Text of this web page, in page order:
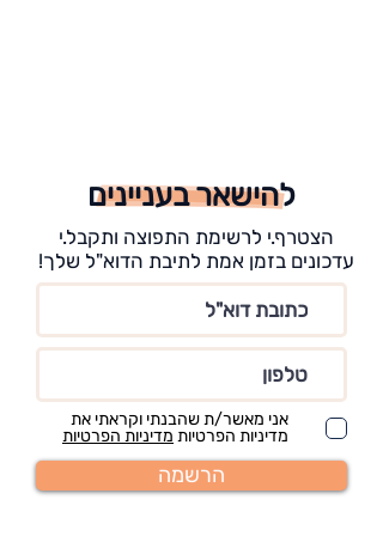
להישאר בעניינים
הצטרף.י לרשימת התפוצה ותקבל.י
עדכונים בזמן אמת לתיבת הדוא"ל שלך!
אני מאשר/ת שהבנתי וקראתי את
מדיניות הפרטיות מדיניות הפרטיות
הרשמה